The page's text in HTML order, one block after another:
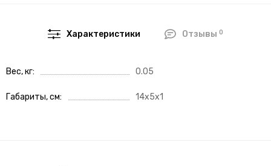
Характеристики Отзывы 0
Вес, кг 0.05
Габариты, см 14x5x1